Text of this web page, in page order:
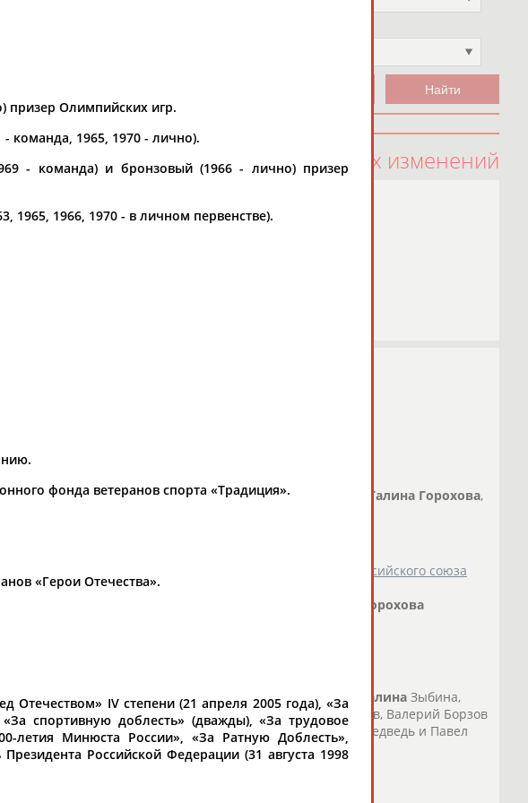
100 последних изменений
чемпионка по фехтованию, Почетный президент РСС
Галина Горохова,
в Москве стартует автопробег, посвященный 30-летию Российского союза
Горохова
двукратные Олимпийские чемпионы...
Ленинграде девчонкой-школьницей трудилась
Галина Зыбина,
кто жива из наших самых первых... ...Куц и Юрий Власов, Валерий Борзов
Галина Гороховаи Григорий Крисс, Александр Медведь и Павел
агентство СТАДИОН)
призер Олимпийских игр.
команда, 1965, 1970 - лично).
- команда) и бронзовый (1966 - лично) призер
1965, 1966, 1970 - в личном первенстве).
фонда ветеранов спорта «Традиция».
«Герои Отечества».
Отечеством» IV степени (21 апреля 2005 года), «За
спортивную доблесть» (дважды), «За трудовое
летия Минюста России», «За Ратную Доблесть»,
Российской Федерации (31 августа 1998